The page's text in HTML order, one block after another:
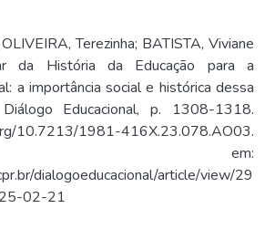
Terezinha; BATISTA, Viviane
da História da Educação para a
a importância social e histórica dessa
Educacional, p. 1308-1318.
10.7213/1981-416X.23.078.AO03.
em:
dialogoeducacional/article/view/29
02-21